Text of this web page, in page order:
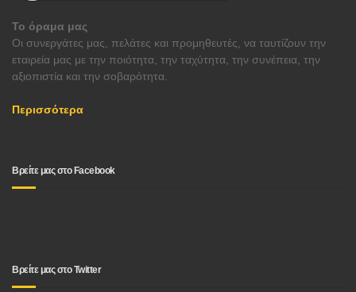
Το όραμα μας
Οι συνεργάτες μας, πελάτες και προμηθευτές, να ταυτίζουν την
εταιρεία μας με την ποιότητα, την ταχύτητα, την συνέπεια, την
αξιοπιστία και την σοβαρότητα.
Περισσότερα
Βρείτε μας στο Facebook
Βρείτε μας στο Twitter